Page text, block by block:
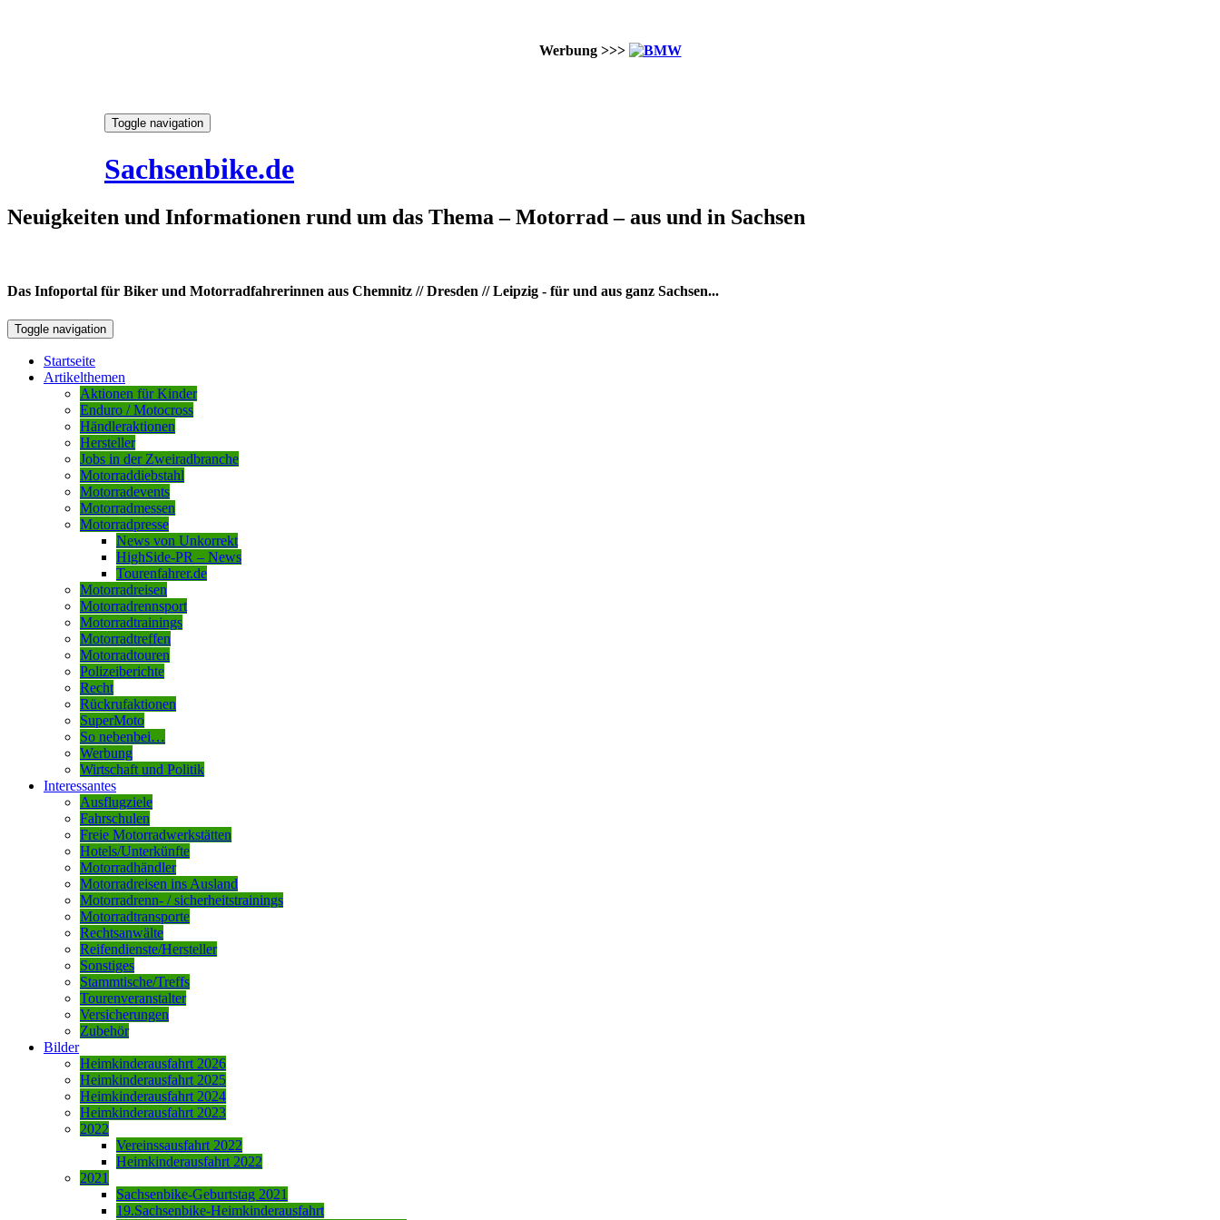
Werbung >>>
Toggle navigation
Sachsenbike.de
Neuigkeiten und Informationen rund um das Thema – Motorrad – aus und in Sachsen
Das Infoportal für Biker und Motorradfahrerinnen aus Chemnitz // Dresden // Leipzig - für und aus ganz Sachsen...
Toggle navigation
Startseite
Artikelthemen
Aktionen für Kinder
Enduro / Motocross
Händleraktionen
Hersteller
Jobs in der Zweiradbranche
Motorraddiebstahl
Motorradevents
Motorradmessen
Motorradpresse
News von Unkorrekt
HighSide-PR – News
Tourenfahrer.de
Motorradreisen
Motorradrennsport
Motorradtrainings
Motorradtreffen
Motorradtouren
Polizeiberichte
Recht
Rückrufaktionen
SuperMoto
So nebenbei…
Werbung
Wirtschaft und Politik
Interessantes
Ausflugziele
Fahrschulen
Freie Motorradwerkstätten
Hotels/Unterkünfte
Motorradhändler
Motorradreisen ins Ausland
Motorradrenn- / sicherheitstrainings
Motorradtransporte
Rechtsanwälte
Reifendienste/Hersteller
Sonstiges
Stammtische/Treffs
Tourenveranstalter
Versicherungen
Zubehör
Bilder
Heimkinderausfahrt 2026
Heimkinderausfahrt 2025
Heimkinderausfahrt 2024
Heimkinderausfahrt 2023
2022
Vereinssausfahrt 2022
Heimkinderausfahrt 2022
2021
Sachsenbike-Geburtstag 2021
19.Sachsenbike-Heimkinderausfahrt